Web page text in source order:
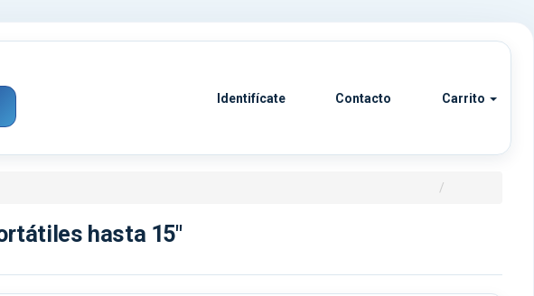
Identifícate Contacto Carrito
hasta 15"